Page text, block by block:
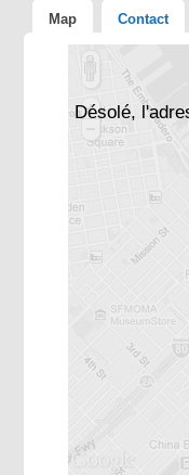
Map Contact
Désolé,